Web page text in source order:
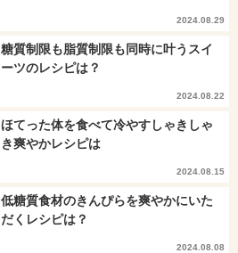
2024.08.29
糖質制限も脂質制限も同時に叶うスイ
ーツのレシピは？
2024.08.22
ほてった体を食べて冷やすしゃきしゃ
き爽やかレシピは
2024.08.15
低糖質食材のきんぴらを爽やかにいた
だくレシピは？
2024.08.08